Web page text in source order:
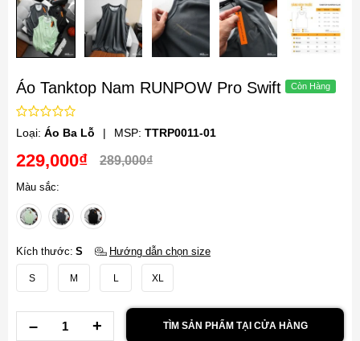
Áo Tanktop Nam RUNPOW Pro Swift
Loại: Áo Ba Lỗ | MSP: TTRP0011-01
229,000₫ 289,000₫
Màu sắc:
Kích thước: S Hướng dẫn chọn size
S M L XL
TÌM SẢN PHẨM TẠI CỬA HÀNG